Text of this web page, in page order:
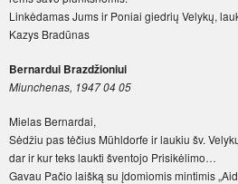
Linkėdamas Jums ir Poniai giedrių Velykų,
Kazys Bradūnas
Bernardui Brazdžioniui
Miunchenas, 1947 04 05
Mielas Bernardai,
Sėdžiu pas tėčius Mühldorfe ir laukiu šv.
dar ir kur teks laukti šventojo Prisikėlimo…
Gavau Pačio laišką su įdomiomis mintimis